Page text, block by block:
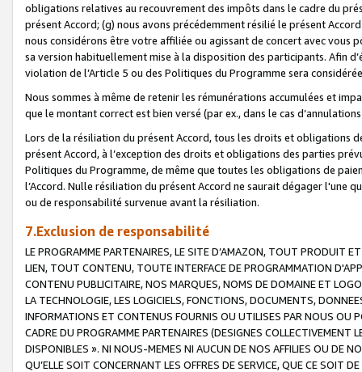
obligations relatives au recouvrement des impôts dans le cadre du
présent Accord; (g) nous avons précédemment résilié le présent
nous considérons être votre affiliée ou agissant de concert avec vous
sa version habituellement mise à la disposition des participants. Afin
violation de l’Article 5 ou des Politiques du Programme sera
Nous sommes à même de retenir les rémunérations accumulées et
que le montant correct est bien versé (par ex., dans le cas
Lors de la résiliation du présent Accord, tous les droits et obligations
présent Accord, à l’exception des droits et obligations des parties
Politiques du Programme, de même que toutes les obligations de
l’Accord. Nulle résiliation du présent Accord ne saurait dégager l'une
ou de responsabilité survenue avant la résiliation.
7.Exclusion de responsabilité
LE PROGRAMME PARTENAIRES, LE SITE D’AMAZON, TOUT PRODUIT
LIEN, TOUT CONTENU, TOUTE INTERFACE DE PROGRAMMATION
CONTENU PUBLICITAIRE, NOS MARQUES, NOMS DE DOMAINE ET
LA TECHNOLOGIE, LES LOGICIELS, FONCTIONS, DOCUMENTS,
INFORMATIONS ET CONTENUS FOURNIS OU UTILISES PAR NOUS OU
CADRE DU PROGRAMME PARTENAIRES (DESIGNES COLLECTIVEMENT
DISPONIBLES ». NI NOUS-MEMES NI AUCUN DE NOS AFFILIES OU DE
QU’ELLE SOIT CONCERNANT LES OFFRES DE SERVICE, QUE CE SOIT